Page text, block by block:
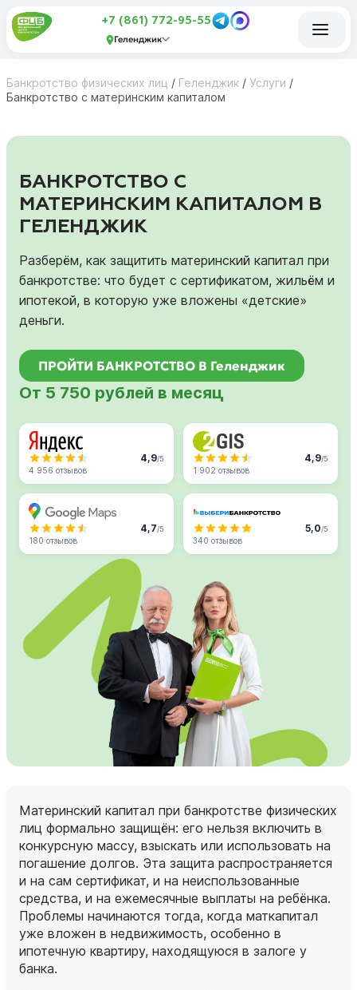
+7 (861) 772-95-55
Геленджик
Банкротство физических лиц / Геленджик / Услуги /
Банкротство с материнским капиталом
БАНКРОТСТВО С
МАТЕРИНСКИМ КАПИТАЛОМ В
ГЕЛЕНДЖИК
Разберём, как защитить материнский капитал при
банкротстве: что будет с сертификатом, жильём и
ипотекой, в которую уже вложены «детские»
деньги.
ПРОЙТИ БАНКРОТСТВО В Геленджик
От 5 750 рублей в месяц
4,9/5
4 956 отзывов
4,9/5
1 902 отзывов
4,7/5
180 отзывов
5,0/5
340 отзывов
Материнский капитал при банкротстве физических
лиц формально защищён: его нельзя включить в
конкурсную массу, взыскать или использовать на
погашение долгов. Эта защита распространяется
и на сам сертификат, и на неиспользованные
средства, и на ежемесячные выплаты на ребёнка.
Проблемы начинаются тогда, когда маткапитал
уже вложен в недвижимость, особенно в
ипотечную квартиру, находящуюся в залоге у
банка.